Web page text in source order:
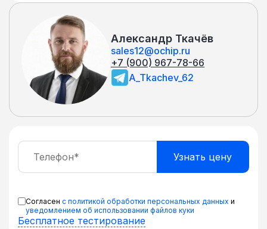
Александр Ткачёв
sales12@ochip.ru
+7 (900) 967-78-66
A_Tkachev_62
Согласен с политикой обработки персональных данных и
уведомлением об использовании файлов куки
Бесплатное тестирование